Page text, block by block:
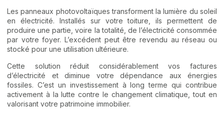
Les panneaux photovoltaïques transforment la lumière du soleil
en électricité. Installés sur votre toiture, ils permettent de
produire une partie, voire la totalité, de l’électricité consommée
par votre foyer. L’excédent peut être revendu au réseau ou
stocké pour une utilisation ultérieure.
Cette solution réduit considérablement vos factures
d’électricité et diminue votre dépendance aux énergies
fossiles. C’est un investissement à long terme qui contribue
activement à la lutte contre le changement climatique, tout en
valorisant votre patrimoine immobilier.